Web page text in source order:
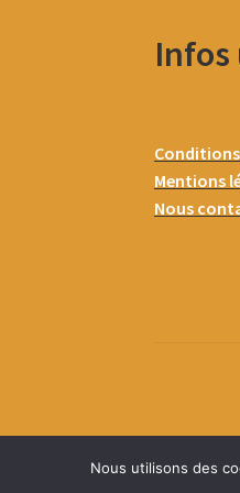
Mentions
Nous
Nous utilisons des